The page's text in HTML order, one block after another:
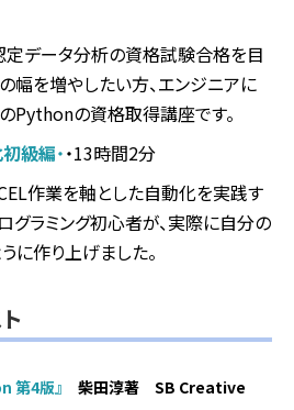
データ分析の資格試験合格を目
幅を増やしたい方、エンジニアに
Pythonの資格取得講座です。
級編・・13時間2分
作業を軸とした自動化を実践す
グラミング初心者が、実際に自分の
に作り上げました。
第4版』 柴田淳著 SB Creative